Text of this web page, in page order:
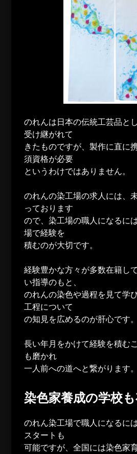
のれんは日本の伝統工芸品と
受け継がれて
きたものですが、製作に直に
須資格が必要
というわけではありません。
のれんの染工場の求人には、
っております
ので、染工場の職人になるに
場で経験を
積むのが大切です。
経験豊かな方々が多数在籍し
い指導のもと、
のれんの染色や過程を見て学
工程について
の知見を広めるのが肝心です。
長い年月をかけて経験を積む
も磨かれ
一人前への道へと繋がります。
染色家養成の学校
のれん染工場で職人になるに
スタートも
可能ですが、全国には染色家